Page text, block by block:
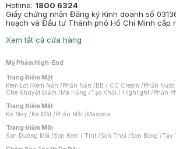
Hotline: 1800 6324
Giấy chứng nhận Đăng ký Kinh doanh số
hoạch và Đầu tư Thành phố Hồ Chí Minh cấp
Xem tất cả cửa hàng
Mỹ Phẩm High-End
Trang Điểm Mặt
Kem Lót /Kem Nền /Phấn Nền /BB / CC Cream /Phấn
Che Khuyết Điểm /Má Hồng /Tạo Khối / Highlight /Phấn
Trang Điểm Mắt
Kẻ Mày /Kẻ Mắt /Phấn Mắt /Mascara
Trang Điểm Môi
Son Dưỡng Môi /Son Kem / Tint /Son Thỏi /Son Bóng /Tẩy